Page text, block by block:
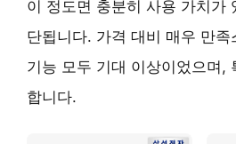
이 정도면 충분히 사용 가치가
단됩니다. 가격 대비 매우 만
기능 모두 기대 이상이었으며,
합니다.